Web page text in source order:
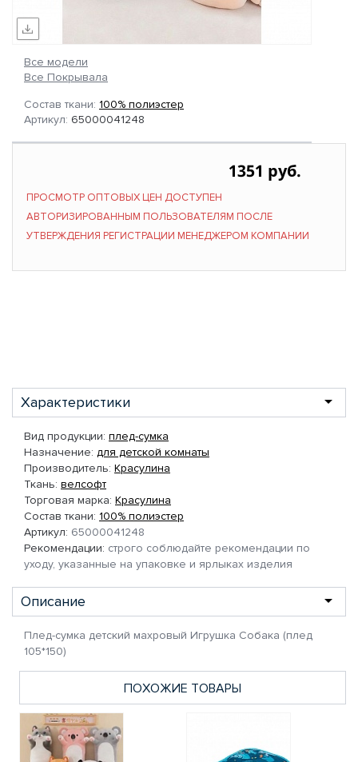
Все модели
Все Покрывала
Состав ткани: 100% полиэстер
Артикул: 65000041248
1351 руб.
ПРОСМОТР ОПТОВЫХ ЦЕН ДОСТУПЕН
АВТОРИЗИРОВАННЫМ ПОЛЬЗОВАТЕЛЯМ ПОСЛЕ
УТВЕРЖДЕНИЯ РЕГИСТРАЦИИ МЕНЕДЖЕРОМ КОМПАНИИ
Характеристики
Вид продукции: плед-сумка
Назначение: для детской комнаты
Производитель: Красулина
Ткань: велсофт
Торговая марка: Красулина
Состав ткани: 100% полиэстер
Артикул: 65000041248
Рекомендации: строго соблюдайте рекомендации по
уходу, указанные на упаковке и ярлыках изделия
Описание
Плед-сумка детский махровый Игрушка Собака (плед
105*150)
ПОХОЖИЕ ТОВАРЫ